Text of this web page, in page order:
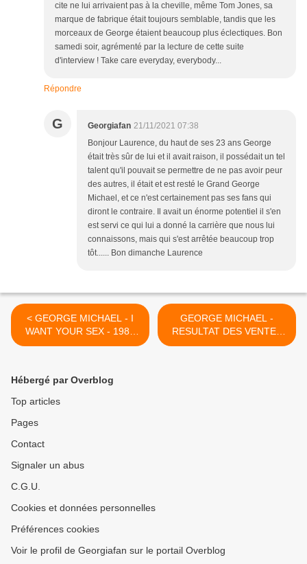
cite ne lui arrivaient pas à la cheville, même Tom Jones, sa
marque de fabrique était toujours semblable, tandis que les
morceaux de George étaient beaucoup plus éclectiques. Bon
samedi soir, agrémenté par la lecture de cette suite
d'interview ! Take care everyday, everybody...
Répondre
G Georgiafan 21/11/2021 07:38
Bonjour Laurence, du haut de ses 23 ans George
était très sûr de lui et il avait raison, il possédait un tel
talent qu'il pouvait se permettre de ne pas avoir peur
des autres, il était et est resté le Grand George
Michael, et ce n'est certainement pas ses fans qui
diront le contraire. Il avait un énorme potentiel il s'en
est servi ce qui lui a donné la carrière que nous lui
connaissons, mais qui s'est arrêtée beaucoup trop
tôt...... Bon dimanche Laurence
< GEORGE MICHAEL - I
WANT YOUR SEX - 1987
LA MANIERE FORTE DE
GEORGE MICHAEL -
RESULTAT DES VENTES
AUX ENCHERES !! >
Hébergé par Overblog
Top articles
Pages
Contact
Signaler un abus
C.G.U.
Cookies et données personnelles
Préférences cookies
Voir le profil de Georgiafan sur le portail Overblog